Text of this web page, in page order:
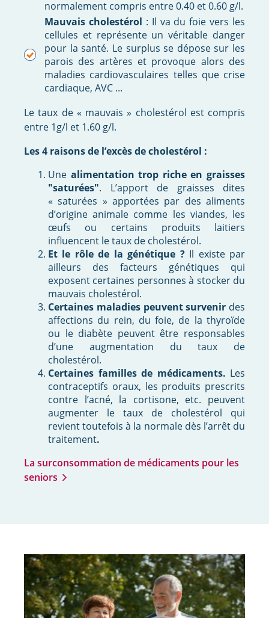
normalement compris entre 0.40 et 0.60 g/l.
Mauvais cholestérol : Il va du foie vers les
cellules et représente un véritable danger
pour la santé. Le surplus se dépose sur les
parois des artères et provoque alors des
maladies cardiovasculaires telles que crise
cardiaque, AVC ...
Le taux de « mauvais » cholestérol est compris
entre 1g/l et 1.60 g/l.
Les 4 raisons de l’excès de cholestérol :
Une alimentation trop riche en graisses
"saturées". L’apport de graisses dites
« saturées » apportées par des aliments
d’origine animale comme les viandes, les
œufs ou certains produits laitiers
influencent le taux de cholestérol.
Et le rôle de la génétique ?Il existe par
ailleurs des facteurs génétiques qui
exposent certaines personnes à stocker du
mauvais cholestérol.
Certaines maladies peuvent survenir des
affections du rein, du foie, de la thyroïde
ou le diabète peuvent être responsables
d’une augmentation du taux de
cholestérol.
Certaines familles de médicaments. Les
contraceptifs oraux, les produits prescrits
contre l’acné, la cortisone, etc. peuvent
augmenter le taux de cholestérol qui
revient toutefois à la normale dès l’arrêt du
traitement.
La surconsommation de médicaments pour les
seniors